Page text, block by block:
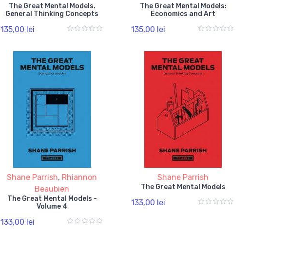
The Great Mental Models.
General Thinking Concepts
135,00 lei
The Great Mental Models:
Economics and Art
135,00 lei
Shane Parrish, Rhiannon
Beaubien
The Great Mental Models -
Volume 4
133,00 lei
Shane Parrish
The Great Mental Models
133,00 lei